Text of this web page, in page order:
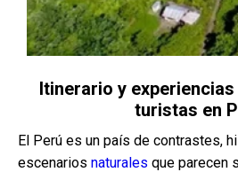
Itinerario y
turistas en
El Perú es un país de contrastes,
escenarios naturales que parecen